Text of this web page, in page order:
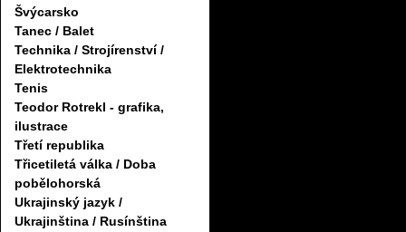
Švýcarsko
Tanec / Balet
Technika / Strojírenství /
Elektrotechnika
Tenis
Teodor Rotrekl - grafika,
ilustrace
Třetí republika
Třicetiletá válka / Doba
pobělohorská
Ukrajinský jazyk /
Ukrajinština / Rusínština